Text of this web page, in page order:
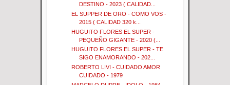
DESTINO - 2023 ( CALIDAD...
EL SUPPER DE ORO - COMO VOS -
2015 ( CALIDAD 320 k...
HUGUITO FLORES EL SUPER -
PEQUEÑO GIGANTE - 2020 (...
HUGUITO FLORES EL SUPER - TE
SIGO ENAMORANDO - 202...
ROBERTO LIVI - CUIDADO AMOR
CUIDADO - 1979